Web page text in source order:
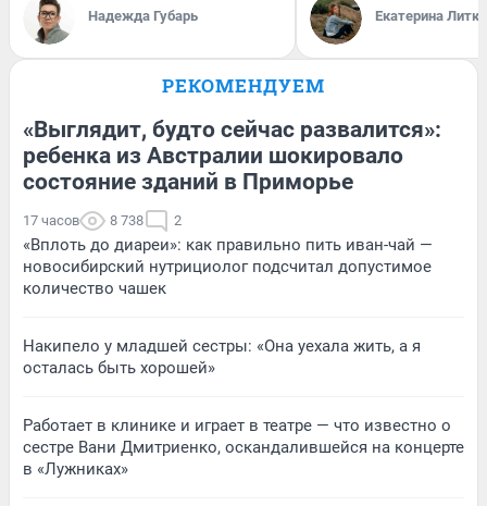
Надежда Губарь Екатерина
РЕКОМЕНДУЕМ
«Выглядит, будто сейчас развалится»:
ребенка из Австралии шокировало
состояние зданий в Приморье
17 часов 8 738 2
«Вплоть до диареи»: как правильно пить иван-чай —
новосибирский нутрициолог подсчитал допустимое
количество чашек
Накипело у младшей сестры: «Она уехала жить, а я
осталась быть хорошей»
Работает в клинике и играет в театре — что известно о
сестре Вани Дмитриенко, оскандалившейся на концерте
в «Лужниках»